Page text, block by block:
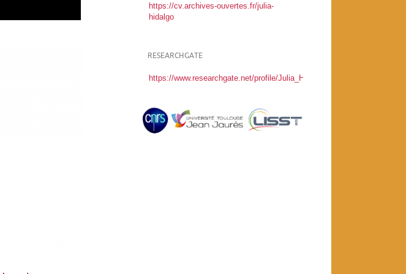
https://cv.archives-ouvertes.fr/julia-
hidalgo
RESEARCHGATE
https://www.researchgate.net/profile/Julia_Hidalgo